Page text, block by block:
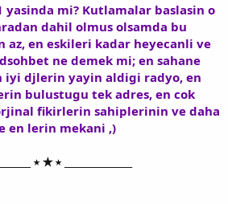
yasinda mi? Kutlamalar baslasin o
dahil olmus olsamda bu
az, en eskileri kadar heyecanli ve
ne demek mi; en sahane
iyi djlerin yayin aldigi radyo, en
bulustugu tek adres, en cok
fikirlerin sahiplerinin ve daha
en lerin mekani ,)
⭑ ★ ⭑ ______________